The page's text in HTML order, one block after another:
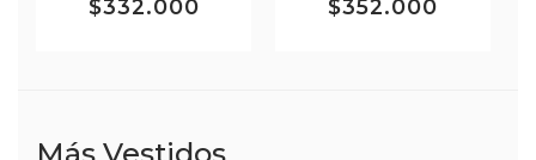
$332.000 $352.000